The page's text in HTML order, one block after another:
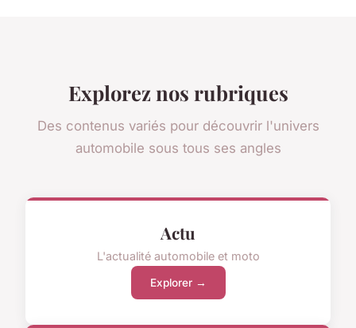
Explorez nos rubriques
Des contenus variés pour découvrir l'univers
automobile sous tous ses angles
Actu
L'actualité automobile et moto
Explorer →